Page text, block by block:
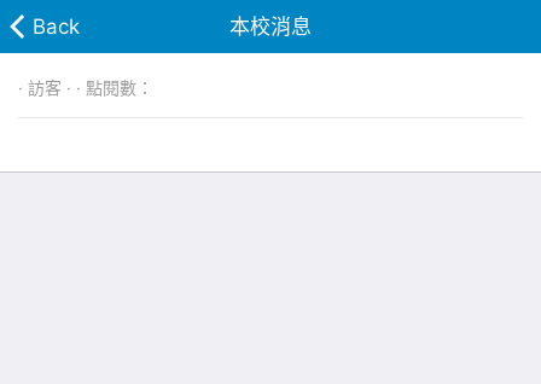
Back 本校消息
· 訪客 · · 點閱數：